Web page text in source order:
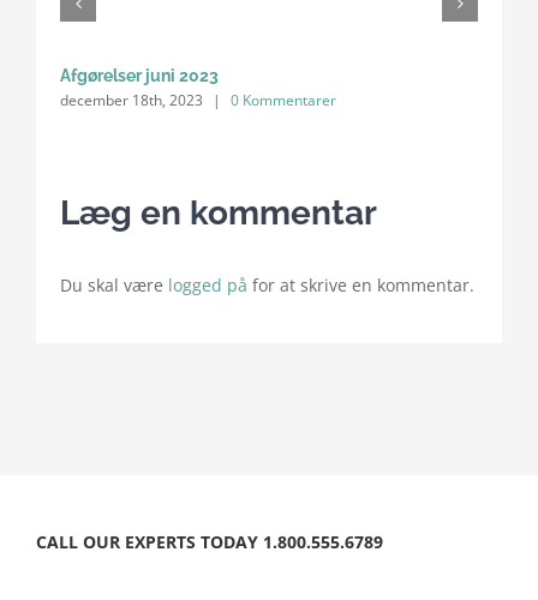
Afgørelser juni 2023
december 18th, 2023 | 0 Kommentarer
Læg en kommentar
Du skal være logged på for at skrive en kommentar.
CALL OUR EXPERTS TODAY 1.800.555.6789